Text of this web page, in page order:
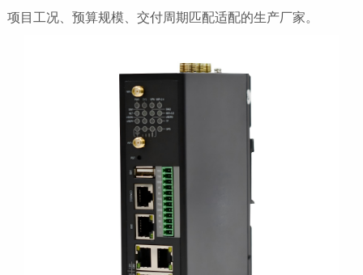
项目工况、预算规模、交付周期匹配适配的生产厂家。